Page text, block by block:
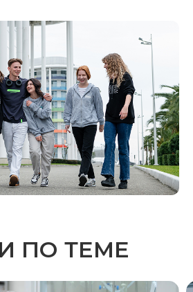
ПО ТЕМЕ